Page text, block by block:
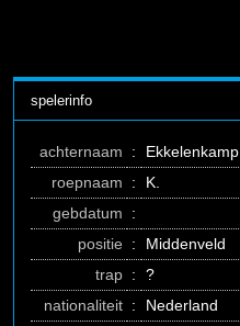
spelerinfo
achternaam :
Ekkelenkamp
roepnaam
:
K.
gebdatum
:
positie :
Middenveld
trap :
?
nationaliteit :
Nederland